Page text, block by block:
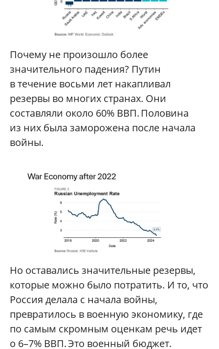
Почему не произошло более
значительного падения? Путин
в течение восьми лет накапливал
резервы во многих странах. Они
составляли около 60% ВВП. Половина
из них была заморожена после начала
войны.
Но оставались значительные резервы,
которые можно было потратить. И то, что
Россия делала с начала войны,
превратилось в военную экономику, где
по самым скромным оценкам речь идет
о 6–7% ВВП. Это военный бюджет.